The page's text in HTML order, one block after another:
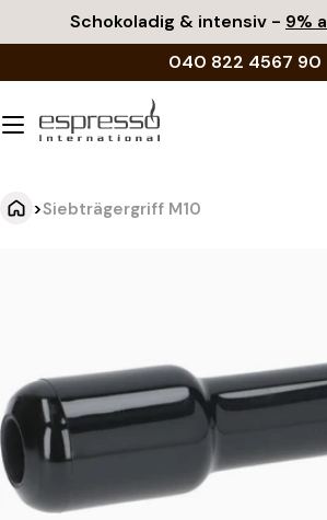
Inhalt
Schokoladig & intensiv - 9%
040 822 4567 90
>Siebträgergriff M10
t
r
ä